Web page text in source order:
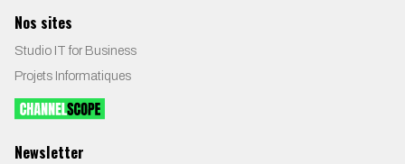
Nos sites
Studio IT for Business
Projets Informatiques
Newsletter